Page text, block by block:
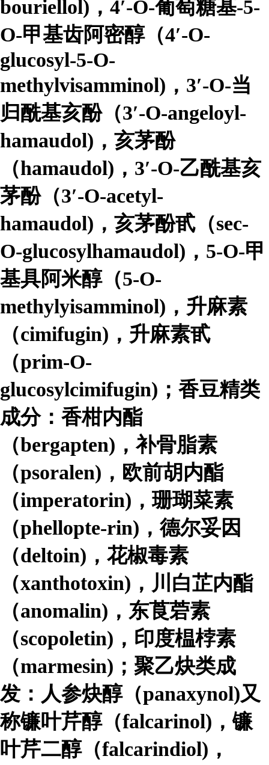
bouriellol)，4′-O-葡萄糖基-5-
O-甲基齿阿密醇（4′-O-
glucosyl-5-O-
methylvisamminol)，3′-O-当
归酰基亥酚（3′-O-angeloyl-
hamaudol)，亥茅酚
（hamaudol)，3′-O-乙酰基亥
茅酚（3′-O-acetyl-
hamaudol)，亥茅酚甙（sec-
O-glucosylhamaudol)，5-O-甲
基具阿米醇（5-O-
methylyisamminol)，升麻素
（cimifugin)，升麻素甙
（prim-O-
glucosylcimifugin)；香豆精类
成分：香柑内酯
（bergapten)，补骨脂素
（psoralen)，欧前胡内酯
（imperatorin)，珊瑚菜素
（phellopte-rin)，德尔妥因
（deltoin)，花椒毒素
（xanthotoxin)，川白芷内酯
（anomalin)，东莨菪素
（scopoletin)，印度榅桲素
（marmesin)；聚乙炔类成
发：人参炔醇（panaxynol)又
称镰叶芹醇（falcarinol)，镰
叶芹二醇（falcarindiol)，